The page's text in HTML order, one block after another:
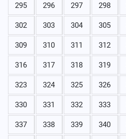
295 296 297 298
302 303 304 305
309 310 311 312
316 317 318 319
323 324 325 326
330 331 332 333
337 338 339 340